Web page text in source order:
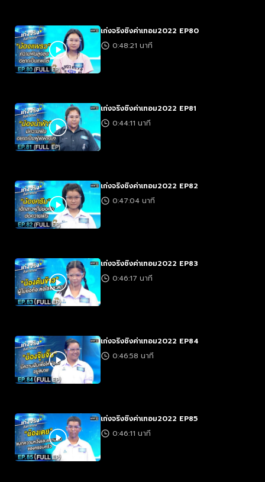
เก่งจริงชิงค่าเทอม2022 EP80
0:48:21 นาที
เก่งจริงชิงค่าเทอม2022 EP81
0:44:11 นาที
เก่งจริงชิงค่าเทอม2022 EP82
0:47:04 นาที
เก่งจริงชิงค่าเทอม2022 EP83
0:46:17 นาที
เก่งจริงชิงค่าเทอม2022 EP84
0:46:58 นาที
เก่งจริงชิงค่าเทอม2022 EP85
0:46:11 นาที